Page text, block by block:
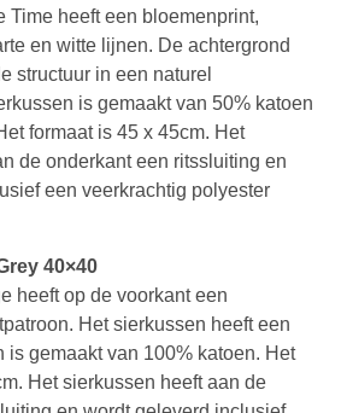
Time heeft een bloemenprint,
en witte lijnen. De achtergrond
structuur in een naturel
is gemaakt van 50% katoen
formaat is 45 x 45cm. Het
de onderkant een ritssluiting en
een veerkrachtig polyester
40×40
heeft op de voorkant een
Het sierkussen heeft een
is gemaakt van 100% katoen. Het
Het sierkussen heeft aan de